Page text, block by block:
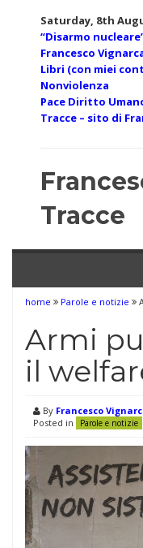
Saturday, 8th
“Disarmo
Francesco
Libri (con miei
Nonviolenza
Pace Diritto
Tracce – sito di
Tracce
home Parole e notizie
Armi
il
By Francesco
Posted in
Parole e notizie